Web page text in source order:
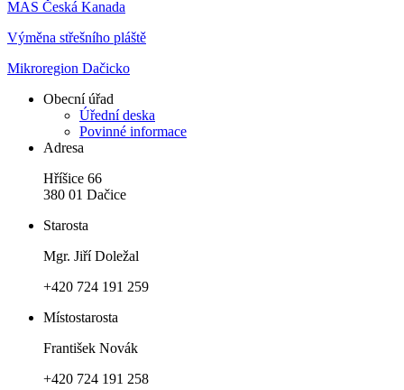
MAS Česká Kanada
Výměna střešního pláště
Mikroregion Dačicko
Obecní úřad
Úřední deska
Povinné informace
Adresa
Hříšice 66
380 01 Dačice
Starosta
Mgr. Jiří Doležal
+420 724 191 259
Místostarosta
František Novák
+420 724 191 258